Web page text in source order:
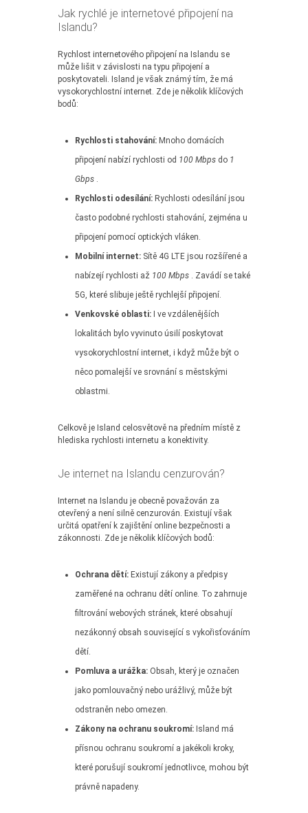
Jak rychlé je internetové připojení na
Islandu?
Rychlost internetového připojení na Islandu se
může lišit v závislosti na typu připojení a
poskytovateli. Island je však známý tím, že má
vysokorychlostní internet. Zde je několik klíčových
bodů:
Rychlosti stahování: Mnoho domácích
připojení nabízí rychlosti od 100 Mbps do 1
Gbps .
Rychlosti odesílání: Rychlosti odesílání jsou
často podobné rychlosti stahování, zejména u
připojení pomocí optických vláken.
Mobilní internet: Sítě 4G LTE jsou rozšířené a
nabízejí rychlosti až 100 Mbps . Zavádí se také
5G, které slibuje ještě rychlejší připojení.
Venkovské oblasti: I ve vzdálenějších
lokalitách bylo vyvinuto úsilí poskytovat
vysokorychlostní internet, i když může být o
něco pomalejší ve srovnání s městskými
oblastmi.
Celkově je Island celosvětově na předním místě z
hlediska rychlosti internetu a konektivity.
Je internet na Islandu cenzurován?
Internet na Islandu je obecně považován za
otevřený a není silně cenzurován. Existují však
určitá opatření k zajištění online bezpečnosti a
zákonnosti. Zde je několik klíčových bodů:
Ochrana dětí: Existují zákony a předpisy
zaměřené na ochranu dětí online. To zahrnuje
filtrování webových stránek, které obsahují
nezákonný obsah související s vykořisťováním
dětí.
Pomluva a urážka: Obsah, který je označen
jako pomlouvačný nebo urážlivý, může být
odstraněn nebo omezen.
Zákony na ochranu soukromí: Island má
přísnou ochranu soukromí a jakékoli kroky,
které porušují soukromí jednotlivce, mohou být
právně napadeny.